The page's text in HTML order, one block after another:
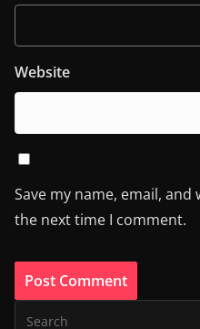
Website
Save my name, email,
the next time I comment.